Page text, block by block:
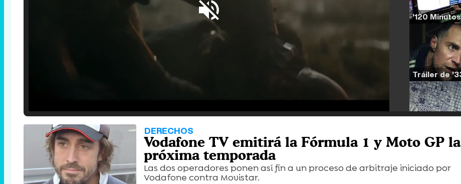
DERECHOS
Vodafone TV emitirá la Fórmula 1 y Moto GP la
próxima temporada
Las dos operadores ponen así fin a un proceso de arbitraje iniciado por
Vodafone contra Movistar.